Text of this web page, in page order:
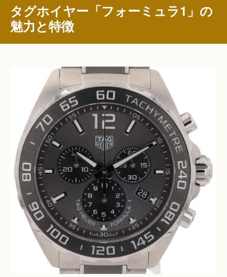
タグホイヤー「フォーミュラ1」の
魅力と特徴